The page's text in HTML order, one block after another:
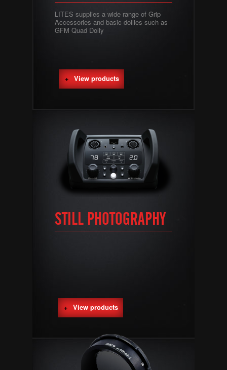
LITES supplies a wide range of Grip
Accessories and basic dollies such as
GFM Quad Dolly
View products
STILL PHOTOGRAPHY
View products